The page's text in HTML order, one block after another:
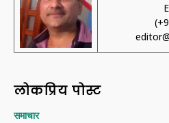
लोकप्रिय पोस्ट
समाचार